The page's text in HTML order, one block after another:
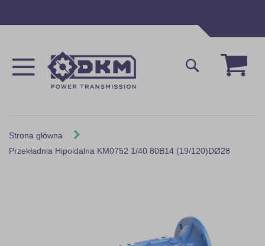
Mój
Szukaj
Strona główna
Przekładnia Hipoidalna KM0752 1/40 80B14 (19/120)DØ28